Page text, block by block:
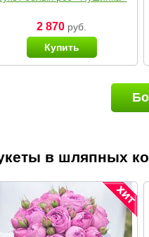
2 870 руб.
Купить
в шляпных